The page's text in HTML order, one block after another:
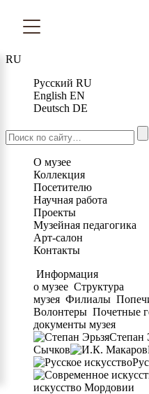
RU
Русский RU
English EN
Deutsch DE
О музее
Коллекция
Посетителю
Научная работа
Проекты
Музейная педагогика
Арт-салон
Контакты
Информация
о музее Структура
музея Филиалы
Волонтеры Почетные
документы музея
Степан
Сычков
искусство Мордовии